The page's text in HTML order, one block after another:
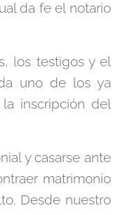
da fe el notario
los testigos y el
uno de los ya
inscripción del
y casarse ante
matrimonio
Desde nuestro